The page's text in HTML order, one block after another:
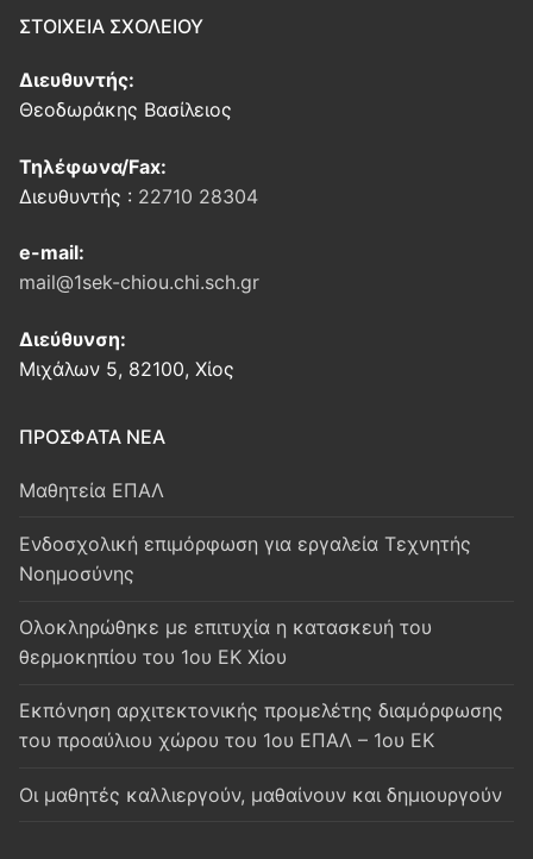
ΣΤΟΙΧΕΙΑ ΣΧΟΛΕΙΟΥ
Διευθυντής:
Θεοδωράκης Βασίλειος
Τηλέφωνα/Fax:
Διευθυντής : 22710 28304
e-mail:
mail@1sek-chiou.chi.sch.gr
Διεύθυνση:
Μιχάλων 5, 82100, Χίος
ΠΡΟΣΦΑΤΑ ΝΕΑ
Μαθητεία ΕΠΑΛ
Ενδοσχολική επιμόρφωση για εργαλεία Τεχνητής
Νοημοσύνης
Oλοκληρώθηκε με επιτυχία η κατασκευή του
θερμοκηπίου του 1ου ΕΚ Χίου
Εκπόνηση αρχιτεκτονικής προμελέτης διαμόρφωσης
του προαύλιου χώρου του 1ου ΕΠΑΛ – 1ου ΕΚ
Οι μαθητές καλλιεργούν, μαθαίνουν και δημιουργούν